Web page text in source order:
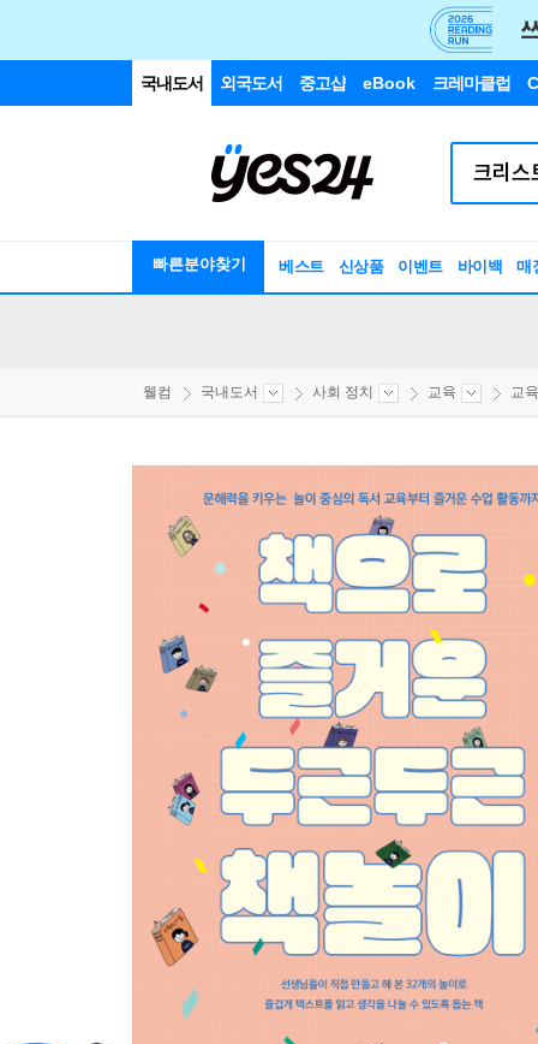
국내도서 외국도서 중고샵 eBook 크레마클럽
빠른분야찾기 베스트 신상품 이벤트 바이백 매
웰컴 국내도서 사회 정치 교육 교